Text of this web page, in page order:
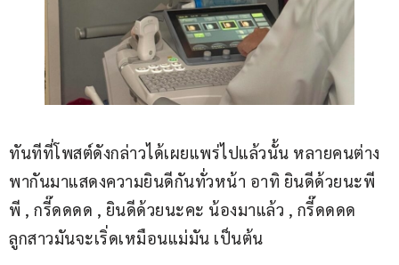
ทันทีที่โพสต์ดังกล่าวได้เผยแพร่ไปแล้วนั้น หลายคนต่าง
พากันมาแสดงความยินดีกันทั่วหน้า อาทิ ยินดีด้วยนะพี
พี , กรี๊ดดดด , ยินดีด้วยนะคะ น้องมาแล้ว , กรี๊ดดดด
ลูกสาวมันจะเริ่ดเหมือนแม่มัน เป็นต้น